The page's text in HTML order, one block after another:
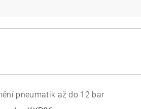
pneumatik až do 12 bar